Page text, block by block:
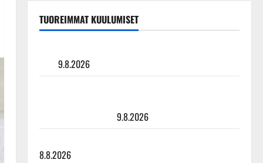
TUOREIMMAT KUULUMISET
9.8.2026
9.8.2026
8.8.2026